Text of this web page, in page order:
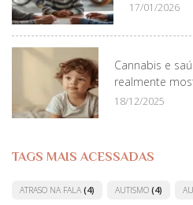
17/01/2026
Cannabis e
realmente
18/12/2025
TAGS MAIS ACESSADAS
ATRASO NA FALA (4) AUTISMO (4)